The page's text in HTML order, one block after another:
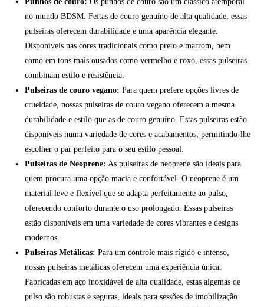
no mundo BDSM. Feitas de couro genuíno de alta qualidade, essas
pulseiras oferecem durabilidade e uma aparência elegante.
Disponíveis nas cores tradicionais como preto e marrom, bem
como em tons mais ousados como vermelho e roxo, essas pulseiras
combinam estilo e resistência.
Pulseiras de couro vegano: Para quem prefere opções livres de
crueldade, nossas pulseiras de couro vegano oferecem a mesma
durabilidade e estilo que as de couro genuíno. Estas pulseiras estão
disponíveis numa variedade de cores e acabamentos, permitindo-lhe
escolher o par perfeito para o seu estilo pessoal.
Pulseiras de Neoprene: As pulseiras de neoprene são ideais para
quem procura uma opção macia e confortável. O neoprene é um
material leve e flexível que se adapta perfeitamente ao pulso,
oferecendo conforto durante o uso prolongado. Essas pulseiras
estão disponíveis em uma variedade de cores vibrantes e designs
modernos.
Pulseiras Metálicas: Para um controle mais rígido e intenso,
nossas pulseiras metálicas oferecem uma experiência única.
Fabricadas em aço inoxidável de alta qualidade, estas algemas de
pulso são robustas e seguras, ideais para sessões de imobilização